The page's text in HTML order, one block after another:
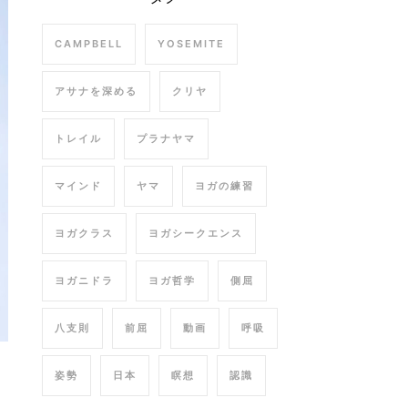
CAMPBELL YOSEMITE
アサナを深める クリヤ
トレイル プラナヤマ
マインド ヤマ ヨガの練習
ヨガクラス ヨガシークエンス
ヨガニドラ ヨガ哲学 側屈
八支則 前屈 動画 呼吸
姿勢 日本 瞑想 認識